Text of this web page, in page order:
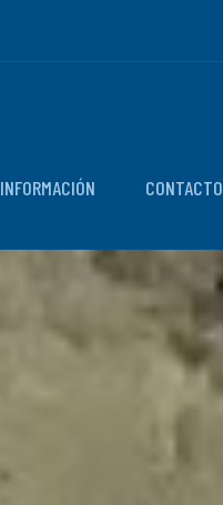
INFORMACIÓN CONTACTO